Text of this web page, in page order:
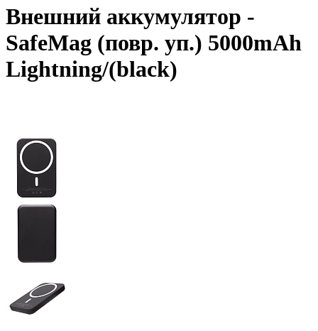
Внешний аккумулятор -
SafeMag (повр. уп.) 5000mAh
Lightning/(black)